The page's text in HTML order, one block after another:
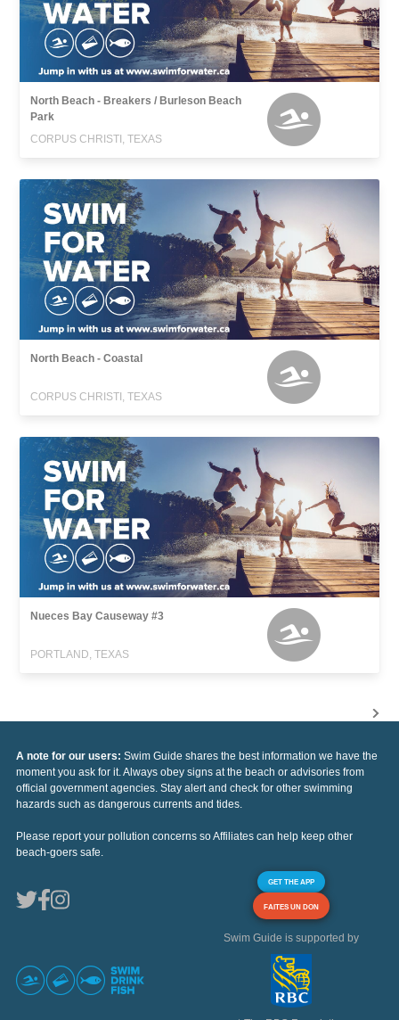
North Beach - Breakers / Burleson Beach
Park
CORPUS CHRISTI, TEXAS
North Beach - Coastal
CORPUS CHRISTI, TEXAS
Nueces Bay Causeway #3
PORTLAND, TEXAS
A note for our users: Swim Guide shares the best information we have the
moment you ask for it. Always obey signs at the beach or advisories from
official government agencies. Stay alert and check for other swimming
hazards such as dangerous currents and tides.
Please report your pollution concerns so Affiliates can help keep other
beach-goers safe.
GET THE APP
FAITES UN DON
Swim Guide is supported by